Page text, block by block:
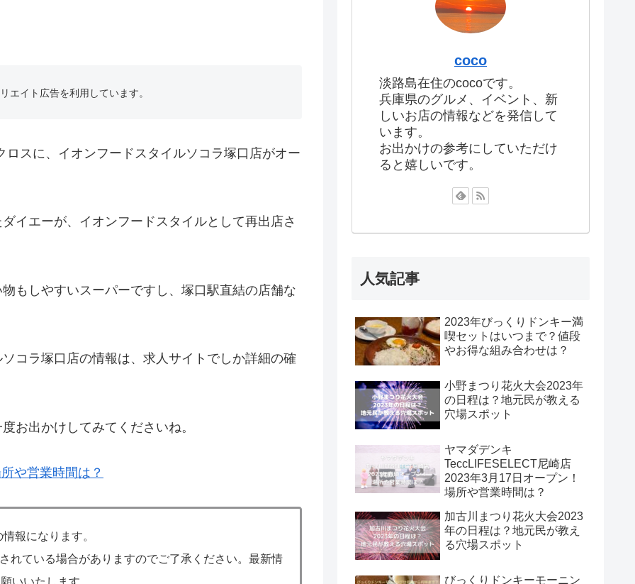
エイト広告を利用しています。
スに、イオンフードスタイルソコラ塚口店がオー
イエーが、イオンフードスタイルとして再出店さ
もしやすいスーパーですし、塚口駅直結の店舗な
コラ塚口店の情報は、求人サイトでしか詳細の確
お出かけしてみてくださいね。
や営業時間は？
報になります。
れている場合がありますのでご了承ください。最新情
いいたします。
coco
淡路島在住のcocoです。
兵庫県のグルメ、イベント、新
しいお店の情報などを発信して
います。
お出かけの参考にしていただけ
ると嬉しいです。
人気記事
2023年びっくりドンキー満
喫セットはいつまで？値段
やお得な組み合わせは？
小野まつり花火大会2023年
の日程は？地元民が教える
穴場スポット
ヤマダデンキ
TeccLIFESELECT尼崎店
2023年3月17日オープン！
場所や営業時間は？
加古川まつり花火大会2023
年の日程は？地元民が教え
る穴場スポット
びっくりドンキーモーニン